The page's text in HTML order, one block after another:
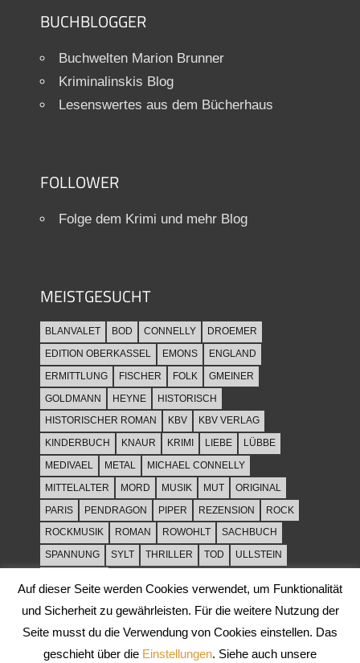
BUCHBLOGGER
Buchwelten Marion Brunner
Kriminalinskis Blog
Lesenswertes aus dem Bücherhaus
FOLLOWER
Folge dem Krimi und mehr Blog
MEISTGESUCHT
BLANVALET BOD CONNELLY
DROEMER
EDITION OBERKASSEL
EMONS
ENGLAND
ERMITTLUNG
FISCHER FOLK
GMEINER
GOLDMANN
HEYNE
HISTORISCH
HISTORISCHER ROMAN
KBV
KBV VERLAG
KINDERBUCH
KNAUR KRIMI LIEBE
LÜBBE
MEDIVAEL
METAL
MICHAEL CONNELLY
MITTELALTER
MORD MUSIK MUT
ORIGINAL
PARIS
PENDRAGON PIPER REZENSION
ROCK
ROCKMUSIK
ROMAN ROWOHLT
SACHBUCH
SPANNUNG
SYLT THRILLER TOD
ULLSTEIN
Auf dieser Seite werden Cookies verwendet, um Funktionalität
und Sicherheit zu gewährleisten. Für die weitere Nutzung der
Seite musst du die Verwendung von Cookies einstellen. Das
geschieht über die Einstellungen. Siehe auch unsere